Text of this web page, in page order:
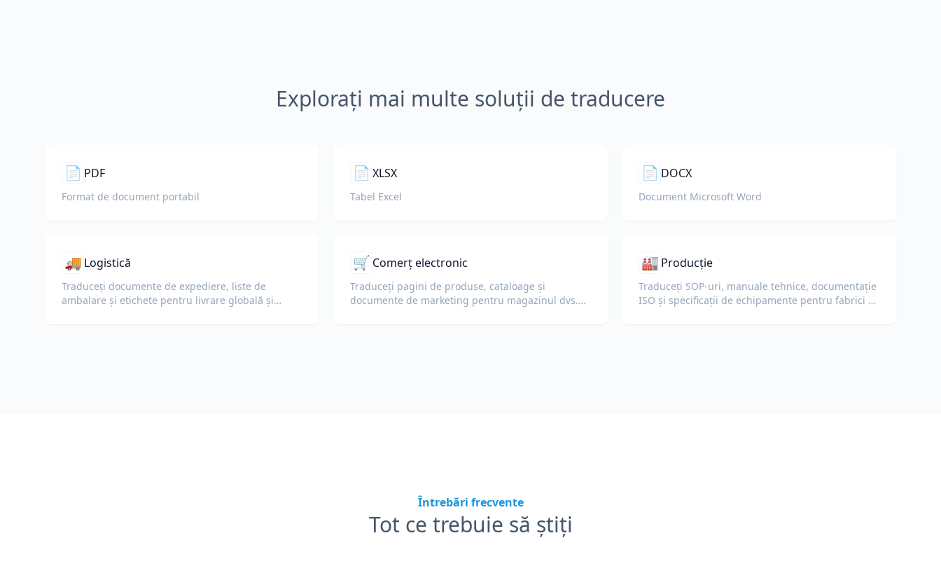
Explorați mai multe soluții de traducere
📄 PDF
Format de document portabil
📄 XLSX
Tabel Excel
📄 DOCX
Document Microsoft Word
🚚 Logistică
Traduceți documente de expediere, liste de
ambalare și etichete pentru livrare globală și
🛒 Comerț electronic
Traduceți pagini de produse, cataloage și
documente de marketing pentru magazinul dvs.
🏭 Producție
Traduceți SOP-uri, manuale tehnice, documentație
ISO și specificații de echipamente pentru fabrici și
Întrebări frecvente
Tot ce trebuie să știți